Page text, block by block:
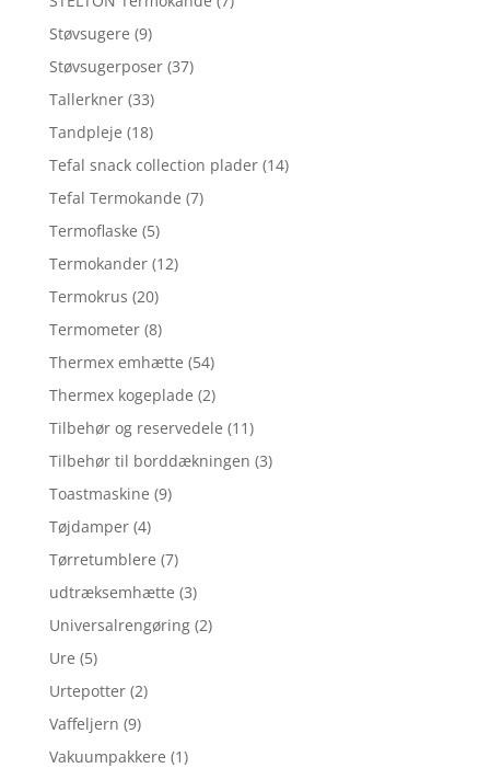
Støvsugere (9)
Støvsugerposer (37)
Tallerkner (33)
Tandpleje (18)
Tefal snack collection plader (14)
Tefal Termokande (7)
Termoflaske (5)
Termokander (12)
Termokrus (20)
Termometer (8)
Thermex emhætte (54)
Thermex kogeplade (2)
Tilbehør og reservedele (11)
Tilbehør til borddækningen (3)
Toastmaskine (9)
Tøjdamper (4)
Tørretumblere (7)
udtræksemhætte (3)
Universalrengøring (2)
Ure (5)
Urtepotter (2)
Vaffeljern (9)
Vakuumpakkere (1)